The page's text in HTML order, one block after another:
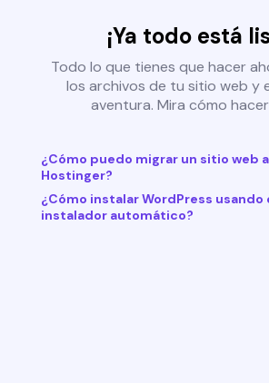
¡Ya todo está
Todo lo que tienes que hacer
los archivos de tu sitio web y
aventura. Mira cómo
¿Cómo puedo migrar un sitio web a
Hostinger?
¿Cómo instalar WordPress usando
instalador automático?